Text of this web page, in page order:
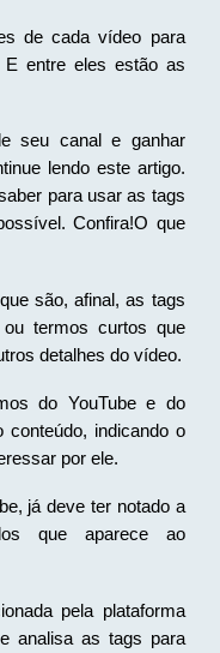
de cada vídeo para
entre eles estão as
seu canal e ganhar
lendo este artigo.
para usar as tags
Confira!O que
são, afinal, as tags
termos curtos que
detalhes do vídeo.
do YouTube e do
indicando o
por ele.
já deve ter notado a
que aparece ao
pela plataforma
analisa as tags para